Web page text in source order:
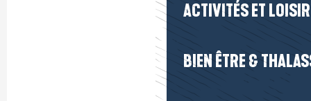
ACTIVITÉS ET
BIEN ÊTRE &